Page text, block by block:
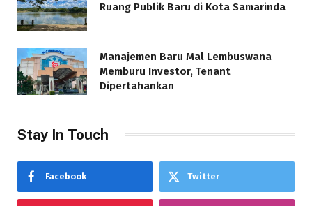
Ruang Publik Baru di Kota Samarinda
Manajemen Baru Mal Lembuswana
Memburu Investor, Tenant
Dipertahankan
Stay In Touch
Facebook Twitter